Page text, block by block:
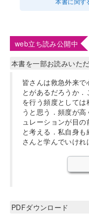
web立ち読み公開中
本書を一部お読みいた
皆さんは救急外来で
とがあるだろうか
を行う頻度としては
うと思う．頻度が
ュレーションが目
と考える．私自身
さんと学んでいけ
PDFダウンロード